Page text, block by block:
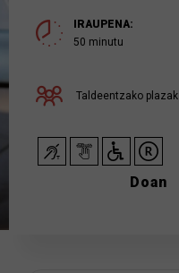
IRAUPENA:
50 minutu
Taldeentzako plazak
Doan